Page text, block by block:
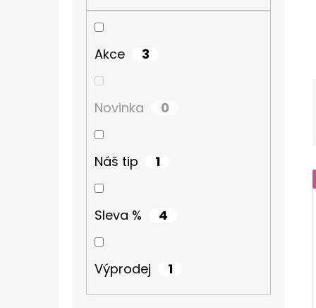
Akce 3
Novinka 0
Náš tip 1
Sleva % 4
Výprodej 1
TURISTICKÝ DENÍK
60 Kč